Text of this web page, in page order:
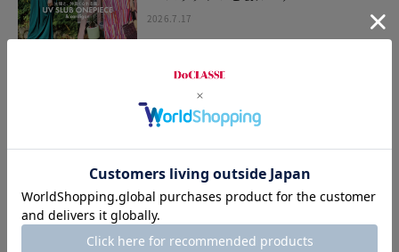
2026.7.17
STYLING TIPS Vol.42
2026.7.16